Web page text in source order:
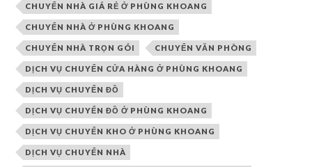
CHUYỂN NHÀ GIÁ RẺ Ở PHÙNG KHOANG
CHUYỂN NHÀ Ở PHÙNG KHOANG
CHUYỂN NHÀ TRỌN GÓI CHUYỂN VĂN PHÒNG
DỊCH VỤ CHUYỂN CỬA HÀNG Ở PHÙNG KHOANG
DỊCH VỤ CHUYỂN ĐỒ
DỊCH VỤ CHUYỂN ĐỒ Ở PHÙNG KHOANG
DỊCH VỤ CHUYỂN KHO Ở PHÙNG KHOANG
DỊCH VỤ CHUYỂN NHÀ